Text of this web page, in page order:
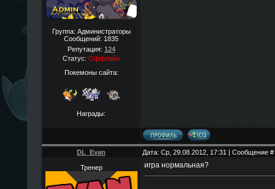
Группа: Администраторы
Сообщений: 1835
Репутация: 124
Статус: Оффлайн
Покемоны сайта:
Награды:
DL_Evan Дата: Ср, 29.08.2012, 17:31 | Сообщение #
Тренер игра нормальная?